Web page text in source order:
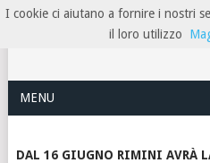
MENU
DAL 16 GIUGNO RIMINI AVRÀ
I cookie ci aiutano a fornire i nostri
il loro utilizzo